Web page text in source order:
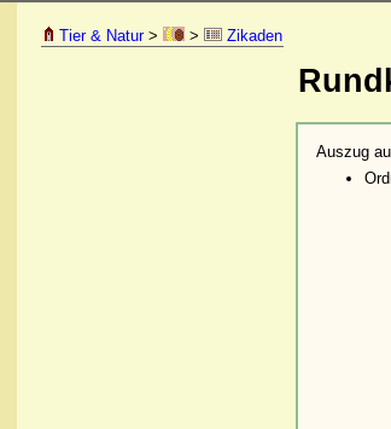
Tier & Natur> > Zikaden
Auszug